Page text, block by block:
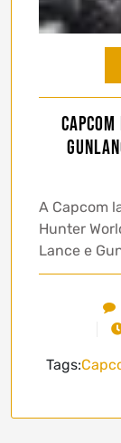
A Capcom
Hunter
Lance e
Tags: